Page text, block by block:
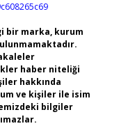
bir marka, kurum
haber niteliği
hakkında
ve kişiler ile isim
bilgiler